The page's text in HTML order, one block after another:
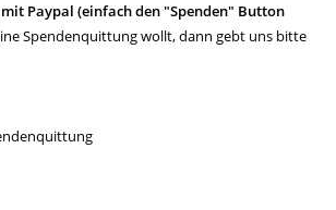
Paypal (einfach den "Spenden" Button
Spendenquittung wollt, dann gebt uns bitte